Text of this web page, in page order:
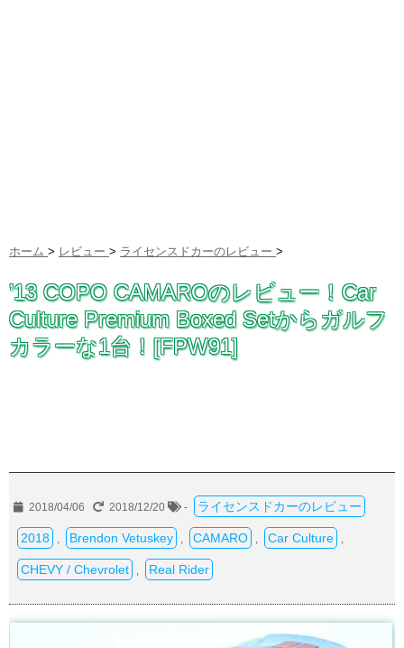
ホーム > レビュー > ライセンスドカーのレビュー >
’13 COPO CAMAROのレビュー！Car
Culture Premium Boxed Setからガルフ
カラーな1台！[FPW91]
2018/04/06 2018/12/20 - ライセンスドカーのレビュー
2018 Brendon Vetuskey CAMARO Car Culture
CHEVY / Chevrolet Real Rider